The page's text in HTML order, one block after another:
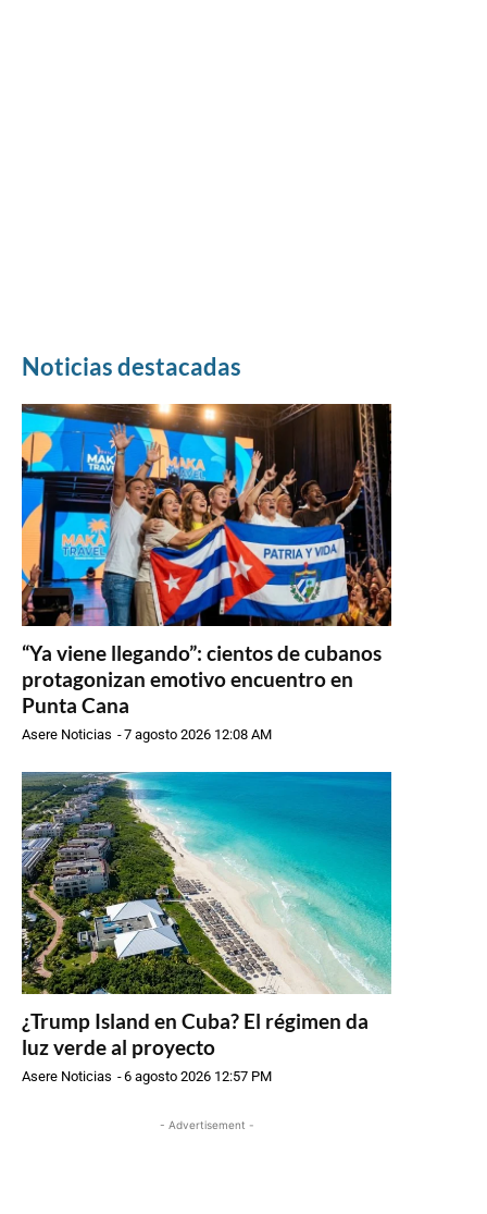
Noticias destacadas
“Ya viene llegando”: cientos de cubanos
protagonizan emotivo encuentro en
Punta Cana
Asere Noticias -7 agosto 2026 12:08 AM
¿Trump Island en Cuba? El régimen da
luz verde al proyecto
Asere Noticias -6 agosto 2026 12:57 PM
- Advertisement -